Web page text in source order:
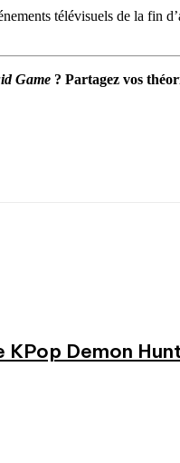
télévisuels de la fin
Game ? Partagez vos
Demon